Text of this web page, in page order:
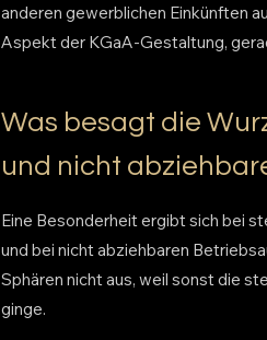
anderen gewerblichen Einkünften
Aspekt der KGaA-Gestaltung,
Was besagt die
und nicht
Eine Besonderheit ergibt sich bei
und bei nicht abziehbaren
Sphären nicht aus, weil sonst die
ginge.